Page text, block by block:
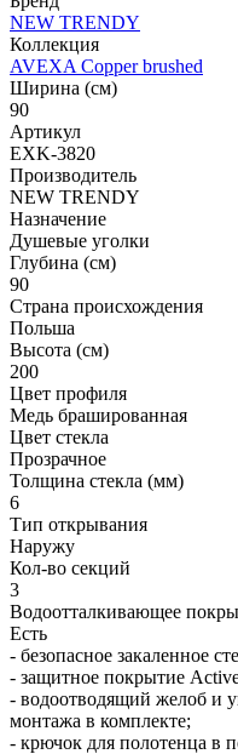
NEW TRENDY
Коллекция
AVEXA Copper brushed
Ширина (см)
90
Артикул
EXK-3820
Производитель
NEW TRENDY
Назначение
Душевые уголки
Глубина (см)
90
Страна происхождения
Польша
Высота (см)
200
Цвет профиля
Медь брашированная
Цвет стекла
Прозрачное
Толщина стекла (мм)
6
Тип открывания
Наружу
Кол-во секций
3
Водоотталкивающее
Есть
- безопасное закаленное
- защитное покрытие
- водоотводящий желоб и
монтажа в комплекте;
- крючок для полотенца в